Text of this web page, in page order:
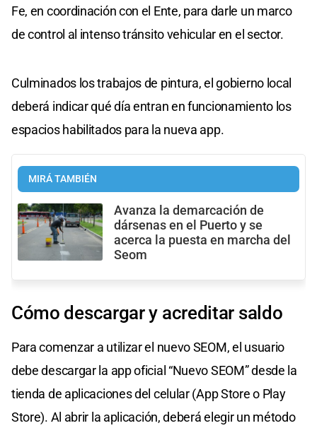
Fe, en coordinación con el Ente, para darle un marco
de control al intenso tránsito vehicular en el sector.
Culminados los trabajos de pintura, el gobierno local
deberá indicar qué día entran en funcionamiento los
espacios habilitados para la nueva app.
MIRÁ TAMBIÉN
Avanza la demarcación de
dársenas en el Puerto y se
acerca la puesta en marcha del
Seom
Cómo descargar y acreditar saldo
Para comenzar a utilizar el nuevo SEOM, el usuario
debe descargar la app oficial “Nuevo SEOM” desde la
tienda de aplicaciones del celular (App Store o Play
Store). Al abrir la aplicación, deberá elegir un método